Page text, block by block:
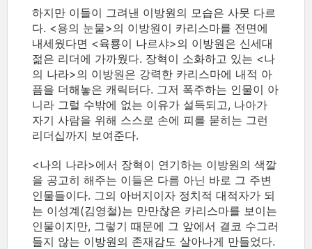
하지만 이들이 그려낸 이방원의 모습은 사뭇 다르
다. <용의 눈물>의 이방원이 카리스마를 전면에
내세웠다면 <육룡이 나르샤>의 이방원은 신세대
젊은 리더에 가까웠다. 장혁이 소화하고 있는 <나
의 나라>의 이방원은 강력한 카리스마에 내적 아
픔을 더해놓은 캐릭터다. 그저 폭주하는 인물이 아
니라 그럴 수밖에 없는 이유가 설득되고, 나아가
자기 사람을 위해 스스로 손에 피를 묻히는 그런
리더십까지 보여준다.
<나의 나라>에서 장혁이 연기하는 이방원의 색깔
을 공고히 해주는 이들은 다름 아닌 바로 그 주변
인물들이다. 그의 아버지이자 정치적 대적자가 되
는 이성계(김영철)는 만만찮은 카리스마를 보이는
인물이지만, 그렇기 때문에 그 앞에서 결코 수그러
들지 않는 이방원의 존재감도 살아나게 만들었다.